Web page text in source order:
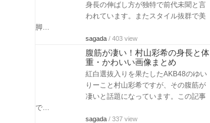
身長の伸ばし方が独特で前代未聞と言
われています。またスタイル抜群で美
脚…
sagada / 403 view
腹筋が凄い！村山彩希の身長と体
重・かわいい画像まとめ
紅白選抜入りを果たしたAKB48のゆい
りーこと村山彩希ですが、その腹筋が
凄いと話題になっています。この記事
で…
sagada / 337 view